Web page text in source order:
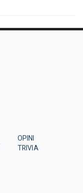
OPINI
TRIVIA